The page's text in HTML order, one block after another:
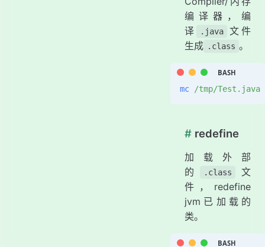
编译器，编
译
.java
文件
生成 .class 。
mc /tmp/Test.java
# redefine
加载外部
的
.class
文
件，redefine
jvm已加载的
类。